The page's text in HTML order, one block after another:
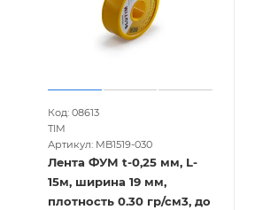
Код: 08613
TIM
Артикул: MB1519-030
Лента ФУМ t-0,25 мм, L-
15м, ширина 19 мм,
плотность 0.30 гр/см3, до